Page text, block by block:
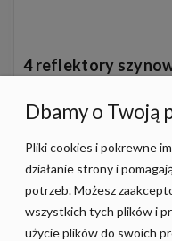
4 reflektory
szyna trójfazowa
399,00 zł
− +
DO KOSZYKA
Dbamy o Twoją
Pliki cookies i pokrewne
działanie strony i
potrzeb. Możesz
wszystkich tych plików i
użycie plików do swoich